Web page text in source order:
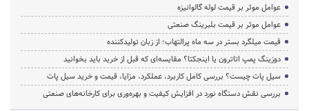
عوامل موثر بر قیمت لوله گالوانیزه
عوامل موثر بر قیمت بلبرینگ صنعتی
قیمت میلگرد بستر در سه ماه پرالتهاب؛ از زبان تولیدکننده
دوزینگ پمپ اتاترون یا اینجکتا؟ مقایسه‌ای که قبل از خرید باید بخوانید
سیل پات چیست؟ بررسی کامل کاربرد، عملکرد، مزایا، قیمت و خرید سیل پات
بررسی نقش دستگاه نورد در افزایش کیفیت و بهره‌وری برای کارخانه‌های صنعتی